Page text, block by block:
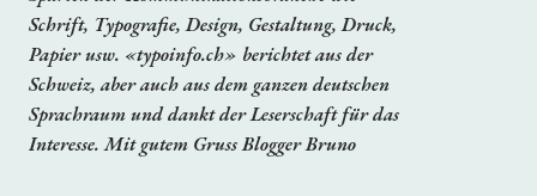
Schrift, Typografie, Design, Gestaltung, Druck,
Papier usw. «typoinfo.ch» berichtet aus der
Schweiz, aber auch aus dem ganzen deutschen
Sprachraum und dankt der Leserschaft für das
Interesse. Mit gutem Gruss Blogger Bruno